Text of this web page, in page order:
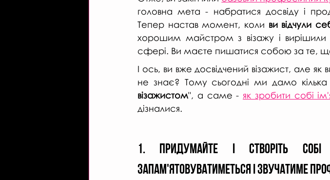
головна мета - набратися досвіду і
Тепер настав момент, коли ви відчули
хорошим майстром з візажу і вирішили
сфері. Ви маєте пишатися собою за те,
І ось, ви вже досвідчений візажист, але
не знає? Тому сьогодні ми дамо
візажистом", а саме - як зробити собі
дізналися.
1. Придумайте і створіть
запам'ятовуватиметься і звучатиме